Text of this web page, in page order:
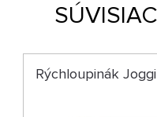
Rýchloupinák